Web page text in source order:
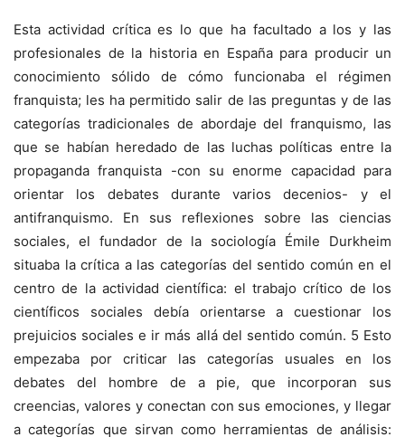
Esta actividad crítica es lo que ha facultado a los y las
profesionales de la historia en España para producir un
conocimiento sólido de cómo funcionaba el régimen
franquista; les ha permitido salir de las preguntas y de las
categorías tradicionales de abordaje del franquismo, las
que se habían heredado de las luchas políticas entre la
propaganda franquista -con su enorme capacidad para
orientar los debates durante varios decenios- y el
antifranquismo. En sus reflexiones sobre las ciencias
sociales, el fundador de la sociología Émile Durkheim
situaba la crítica a las categorías del sentido común en el
centro de la actividad científica: el trabajo crítico de los
científicos sociales debía orientarse a cuestionar los
prejuicios sociales e ir más allá del sentido común. 5 Esto
empezaba por criticar las categorías usuales en los
debates del hombre de a pie, que incorporan sus
creencias, valores y conectan con sus emociones, y llegar
a categorías que sirvan como herramientas de análisis: